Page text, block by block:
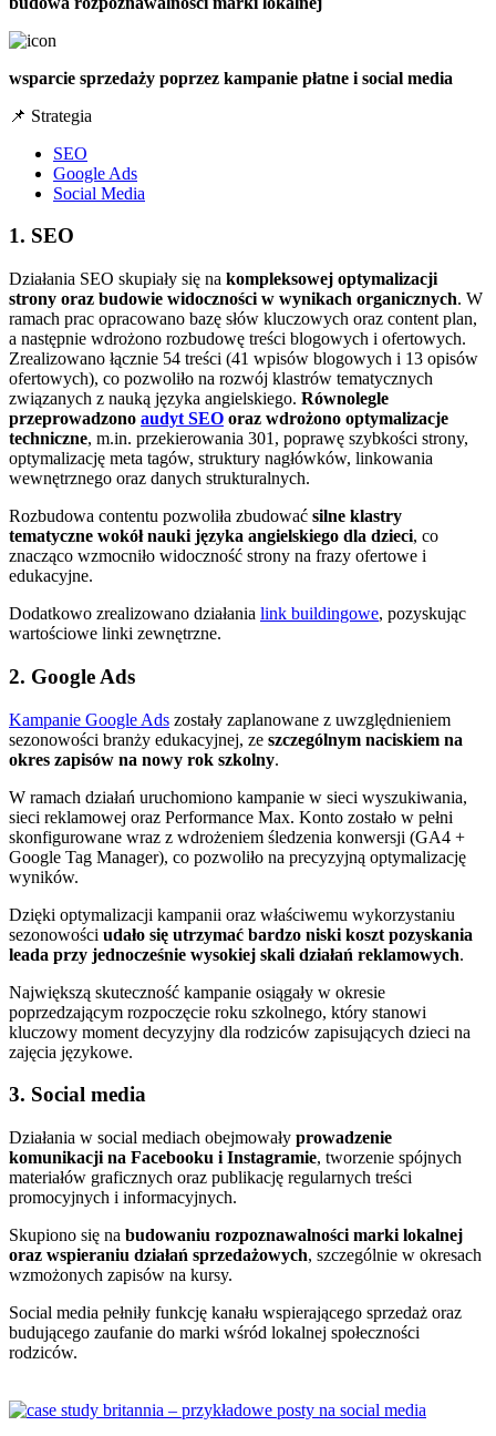
wsparcie sprzedaży poprzez kampanie płatne i social media
📌 Strategia
SEO
Google Ads
Social Media
1. SEO
Działania SEO skupiały się na kompleksowej optymalizacji
strony oraz budowie widoczności w wynikach organicznych. W
ramach prac opracowano bazę słów kluczowych oraz content plan,
a następnie wdrożono rozbudowę treści blogowych i ofertowych.
Zrealizowano łącznie 54 treści (41 wpisów blogowych i 13 opisów
ofertowych), co pozwoliło na rozwój klastrów tematycznych
związanych z nauką języka angielskiego. Równolegle
przeprowadzono audyt SEO oraz wdrożono optymalizacje
techniczne, m.in. przekierowania 301, poprawę szybkości strony,
optymalizację meta tagów, struktury nagłówków, linkowania
wewnętrznego oraz danych strukturalnych.
Rozbudowa contentu pozwoliła zbudować silne klastry
tematyczne wokół nauki języka angielskiego dla dzieci, co
znacząco wzmocniło widoczność strony na frazy ofertowe i
edukacyjne.
Dodatkowo zrealizowano działania link buildingowe, pozyskując
wartościowe linki zewnętrzne.
2. Google Ads
Kampanie Google Ads zostały zaplanowane z uwzględnieniem
sezonowości branży edukacyjnej, ze szczególnym naciskiem na
okres zapisów na nowy rok szkolny.
W ramach działań uruchomiono kampanie w sieci wyszukiwania,
sieci reklamowej oraz Performance Max. Konto zostało w pełni
skonfigurowane wraz z wdrożeniem śledzenia konwersji (GA4 +
Google Tag Manager), co pozwoliło na precyzyjną optymalizację
wyników.
Dzięki optymalizacji kampanii oraz właściwemu wykorzystaniu
sezonowości udało się utrzymać bardzo niski koszt pozyskania
leada przy jednocześnie wysokiej skali działań reklamowych.
Największą skuteczność kampanie osiągały w okresie
poprzedzającym rozpoczęcie roku szkolnego, który stanowi
kluczowy moment decyzyjny dla rodziców zapisujących dzieci na
zajęcia językowe.
3. Social media
Działania w social mediach obejmowały prowadzenie
komunikacji na Facebooku i Instagramie, tworzenie spójnych
materiałów graficznych oraz publikację regularnych treści
promocyjnych i informacyjnych.
Skupiono się na budowaniu rozpoznawalności marki lokalnej
oraz wspieraniu działań sprzedażowych, szczególnie w okresach
wzmożonych zapisów na kursy.
Social media pełniły funkcję kanału wspierającego sprzedaż oraz
budującego zaufanie do marki wśród lokalnej społeczności
rodziców.